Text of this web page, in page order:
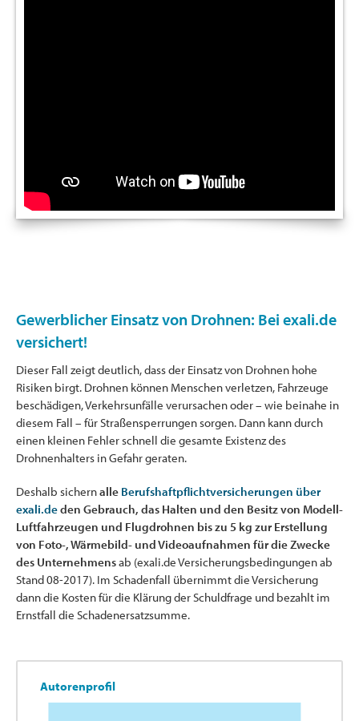
Gewerblicher Einsatz von Drohnen: Bei exali.de
versichert!
Dieser Fall zeigt deutlich, dass der Einsatz von Drohnen hohe
Risiken birgt. Drohnen können Menschen verletzen, Fahrzeuge
beschädigen, Verkehrsunfälle verursachen oder – wie beinahe in
diesem Fall – für Straßensperrungen sorgen. Dann kann durch
einen kleinen Fehler schnell die gesamte Existenz des
Drohnenhalters in Gefahr geraten.
Deshalb sichernalle Berufshaftpflichtversicherungen über
exali.deden Gebrauch, das Halten und den Besitz von Modell-
Luftfahrzeugen und Flugdrohnen bis zu 5 kg zur Erstellung
von Foto-, Wärmebild- und Videoaufnahmen für die Zwecke
des Unternehmensab (exali.de Versicherungsbedingungen ab
Stand 08-2017). Im Schadenfall übernimmt die Versicherung
dann die Kosten für die Klärung der Schuldfrage und bezahlt im
Ernstfall die Schadenersatzsumme.
Autorenprofil